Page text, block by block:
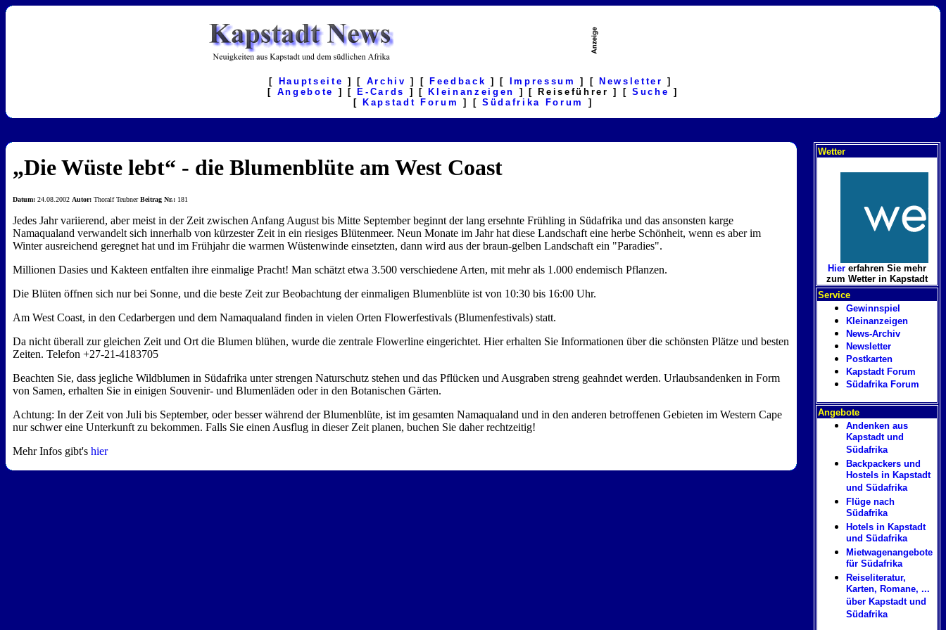
[ Hauptseite ] [ Archiv ] [ Feedback ] [ Impressum ] [ Newsletter ]
[ Angebote ] [ E-Cards ] [ Kleinanzeigen ] [ Reiseführer ] [Suche ]
[
Kapstadt Forum ] [ Südafrika Forum ]
„Die Wüste lebt“ - die Blumenblüte am West Coast
Datum: 24.08.2002 Autor: Thoralf TeubnerBeitrag Nr.: 181
Jedes Jahr variierend, aber meist in der Zeit zwischen Anfang August bis Mitte September beginnt der lang ersehnte Frühling in Südafrika und das ansonsten karge
Namaqualand verwandelt sich innerhalb von kürzester Zeit in ein riesiges Blütenmeer. Neun Monate im Jahr hat diese Landschaft eine herbe Schönheit, wenn es aber im
Winter ausreichend geregnet hat und im Frühjahr die warmen Wüstenwinde einsetzten, dann wird aus der braun-gelben Landschaft ein "Paradies".
Millionen Dasies und Kakteen entfalten ihre einmalige Pracht! Man schätzt etwa 3.500 verschiedene Arten, mit mehr als 1.000 endemisch Pflanzen.
Die Blüten öffnen sich nur bei Sonne, und die beste Zeit zur Beobachtung der einmaligen Blumenblüte ist von 10:30 bis 16:00 Uhr.
Am West Coast, in den Cedarbergen und dem Namaqualand finden in vielen Orten Flowerfestivals (Blumenfestivals) statt.
Da nicht überall zur gleichen Zeit und Ort die Blumen blühen, wurde die zentrale Flowerline eingerichtet. Hier erhalten Sie Informationen über die schönsten Plätze und besten
Zeiten. Telefon +27-21-4183705
Beachten Sie, dass jegliche Wildblumen in Südafrika unter strengen Naturschutz stehen und das Pflücken und Ausgraben streng geahndet werden. Urlaubsandenken in Form
von Samen, erhalten Sie in einigen Souvenir- und Blumenläden oder in den Botanischen Gärten.
Achtung: In der Zeit von Juli bis September, oder besser während der Blumenblüte, ist im gesamten Namaqualand und in den anderen betroffenen Gebieten im Western Cape
nur schwer eine Unterkunft zu bekommen. Falls Sie einen Ausflug in dieser Zeit planen, buchen Sie daher rechtzeitig!
Mehr Infos gibt's hier
Wetter
Hier erfahren Sie mehr
zum Wetter in Kapstadt
Service
Gewinnspiel
Kleinanzeigen
News-Archiv
Newsletter
Postkarten
Kapstadt Forum
Südafrika Forum
Angebote
Andenken aus
Kapstadt und
Südafrika
Backpackers und
Hostels in Kapstadt
und Südafrika
Flüge nach
Südafrika
Hotels in Kapstadt
und Südafrika
Mietwagenangebote
für Südafrika
Reiseliteratur,
Karten, Romane, ...
über Kapstadt und
Südafrika